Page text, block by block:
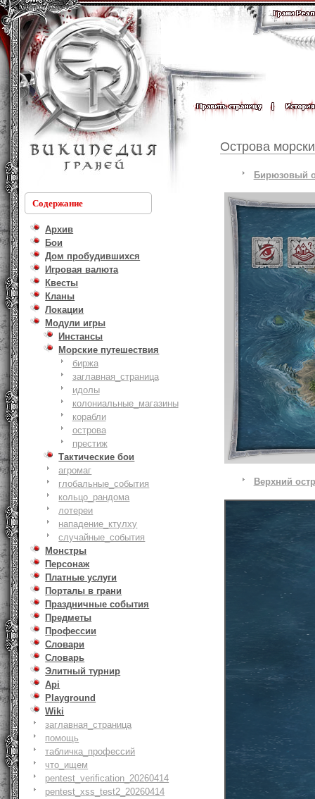
Содержание
Архив
Бои
Дом пробудившихся
Игровая валюта
Квесты
Кланы
Локации
Модули игры
Инстансы
Морские путешествия
биржа
заглавная_страница
идолы
колониальные_магазины
корабли
острова
престиж
Тактические бои
агромаг
глобальные_события
кольцо_рандома
лотереи
нападение_ктулху
случайные_события
Монстры
Персонаж
Платные услуги
Порталы в грани
Праздничные события
Предметы
Профессии
Словари
Словарь
Элитный турнир
Api
Playground
Wiki
заглавная_страница
помощь
табличка_профессий
что_ищем
pentest_verification_20260414
pentest_xss_test2_20260414
Острова
Бирюзовый
Верхний